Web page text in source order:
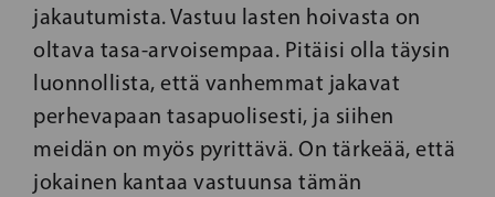
jakautumista. Vastuu lasten hoivasta on
oltava tasa-arvoisempaa. Pitäisi olla täysin
luonnollista, että vanhemmat jakavat
perhevapaan tasapuolisesti, ja siihen
meidän on myös pyrittävä. On tärkeää, että
jokainen kantaa vastuunsa tämän